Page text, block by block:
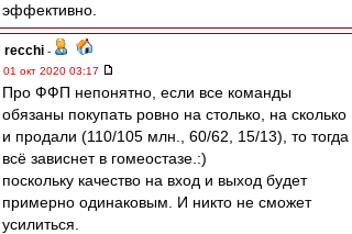
эффективно.
recchi -
01 окт 2020 03:17
Про ФФП непонятно, если все команды
обязаны покупать ровно на столько, на сколько
и продали (110/105 млн., 60/62, 15/13), то тогда
всё зависнет в гомеостазе.:)
поскольку качество на вход и выход будет
примерно одинаковым. И никто не сможет
усилиться.